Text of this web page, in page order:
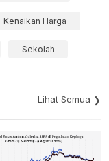
Kenaikan Harga
Sekolah
Lihat Semua